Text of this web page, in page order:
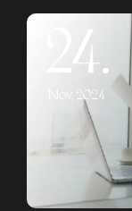
24.
Nov, 2024